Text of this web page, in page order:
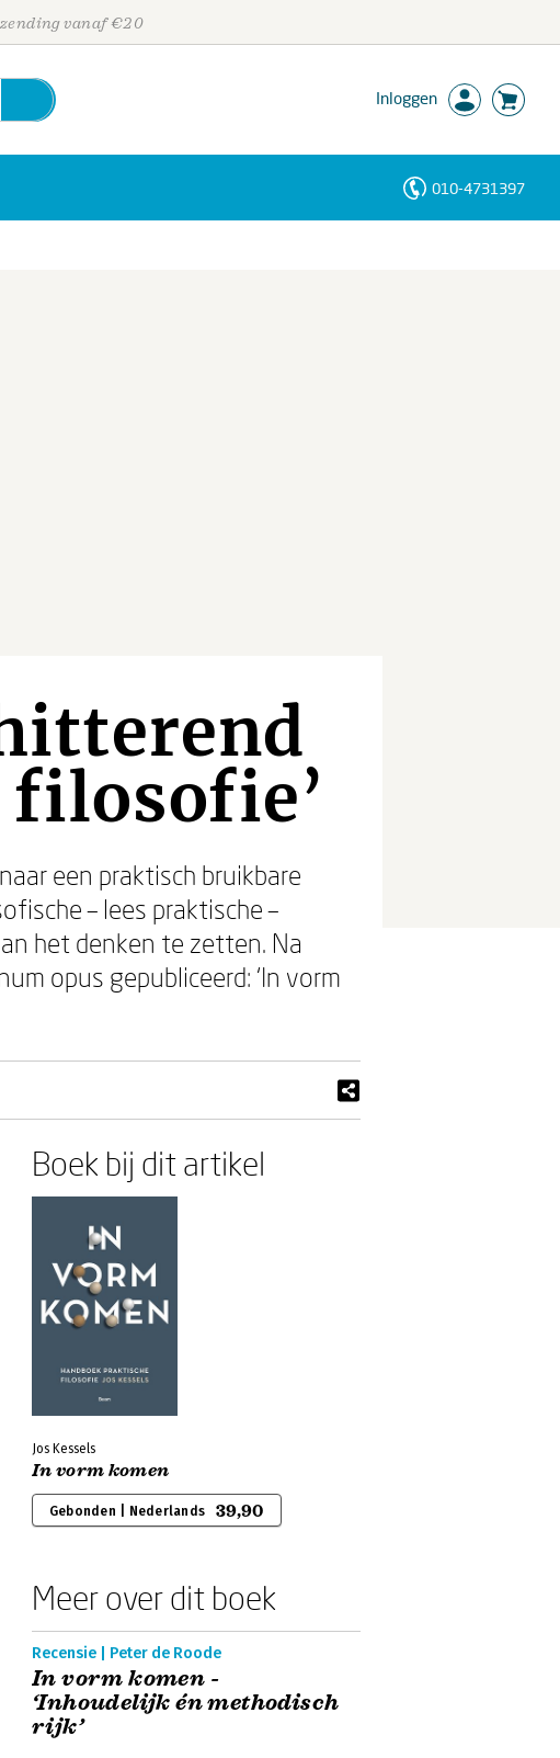
vanaf €20
Inloggen
010-4731397
een praktisch bruikbare
– lees praktische –
het denken te zetten. Na
opus gepubliceerd: ‘In vorm
Boek bij dit artikel
Jos Kessels
In vorm komen
Gebonden | Nederlands 39,90
Meer over dit boek
Recensie | Peter de Roode
In vorm komen -
‘Inhoudelijk én methodisch
rijk’
Personen